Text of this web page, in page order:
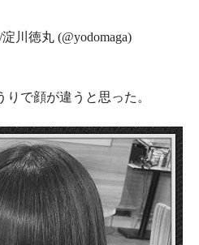
川徳丸 (@yodomaga)
りで顔が違うと思った。